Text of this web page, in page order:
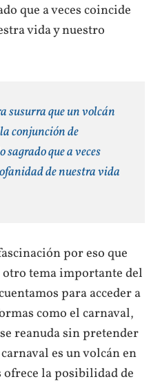
que a veces coincide
vida y nuestro
susurra que un volcán
conjunción de
que a veces
de nuestra vida
por eso que
tema importante del
para acceder a
como el carnaval,
reanuda sin pretender
es un volcán en
ofrece la posibilidad de